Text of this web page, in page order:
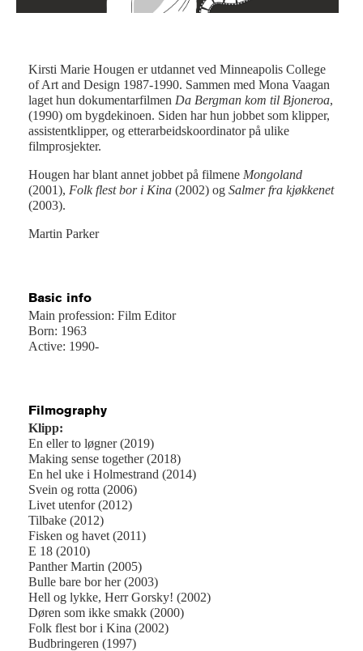
Kirsti Marie Hougen er utdannet ved Minneapolis College
of Art and Design 1987-1990. Sammen med Mona Vaagan
laget hun dokumentarfilmen Da Bergman kom til Bjoneroa,
(1990) om bygdekinoen. Siden har hun jobbet som klipper,
assistentklipper, og etterarbeidskoordinator på ulike
filmprosjekter.
Hougen har blant annet jobbet på filmene Mongoland
(2001), Folk flest bor i Kina (2002) og Salmer fra kjøkkenet
(2003).
Martin Parker
Basic info
Main profession: Film Editor
Born: 1963
Active: 1990-
Filmography
Klipp:
En eller to løgner (2019)
Making sense together (2018)
En hel uke i Holmestrand (2014)
Svein og rotta (2006)
Livet utenfor (2012)
Tilbake (2012)
Fisken og havet (2011)
E 18 (2010)
Panther Martin (2005)
Bulle bare bor her (2003)
Hell og lykke, Herr Gorsky! (2002)
Døren som ikke smakk (2000)
Folk flest bor i Kina (2002)
Budbringeren (1997)